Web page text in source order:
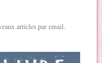
articles par email.